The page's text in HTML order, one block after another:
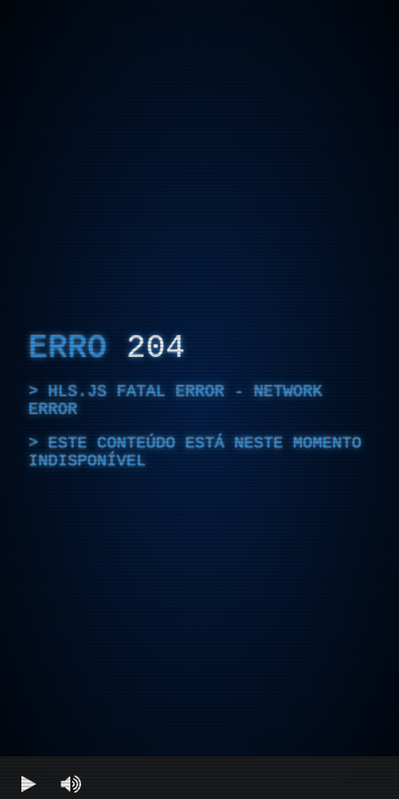
ERRO 204
HLS.JS FATAL ERROR - NETWORK
ERROR
ESTE CONTEÚDO ESTÁ NESTE MOMENTO
INDISPONÍVEL